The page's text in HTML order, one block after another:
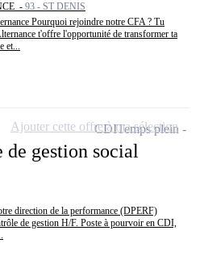
- 93 - ST DENIS
Pourquoi rejoindre notre CFA ? Tu
t'offre l'opportunité de transformer ta
et...
de gestion social
direction de la performance (DPERF)
de gestion H/F. Poste à pourvoir en CDI,
CDITemps plein
Ajouter cette offre à ma sélection